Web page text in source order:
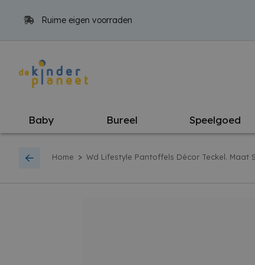
Ruime eigen voorraden
Baby Bureel Speelgoed
Home > Wd Lifestyle Pantoffels Décor Teckel. Maat